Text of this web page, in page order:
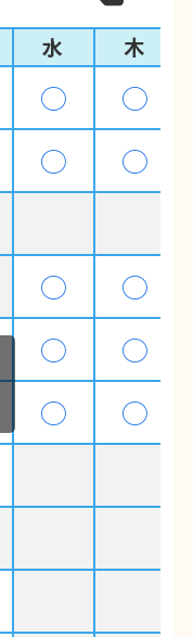
水 木
◯ ◯
◯ ◯
◯ ◯
◯ ◯
◯ ◯